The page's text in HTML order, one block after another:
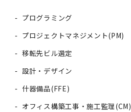
プログラミング
プロジェクトマネジメント(PM)
移転先ビル選定
設計・デザイン
什器備品(FFE)
オフィス構築工事・施工監理(CM)